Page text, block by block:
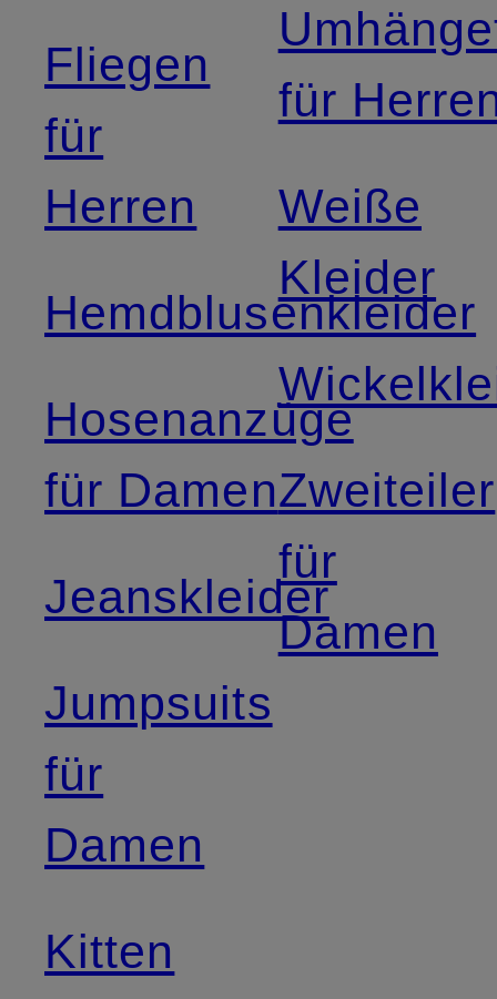
Fliegen
für
Herren
Hemdblusenkleider
Hosenanzüge
für Damen
Jeanskleider
Jumpsuits
für
Damen
Kitten
für
Weiße
Kleider
Zweiteiler
für
Damen